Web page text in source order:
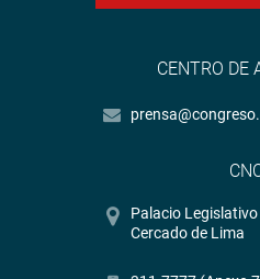
CENTRO DE
Palacio
Cercado de Lima